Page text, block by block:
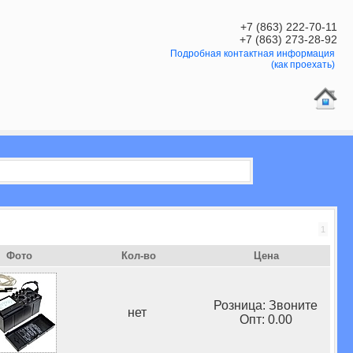
+7 (863) 222-70-11
+7 (863) 273-28-92
Подробная контактная информация
(как проехать)
1
Фото Кол-во Цена
нет
Розница: Звоните
Опт: 0.00